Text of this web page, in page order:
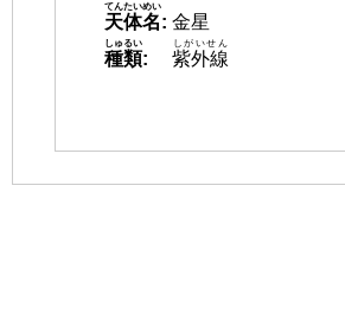
天体名
てんたいめい
: 金星
種類
しゅるい
: 紫外線
しがいせん